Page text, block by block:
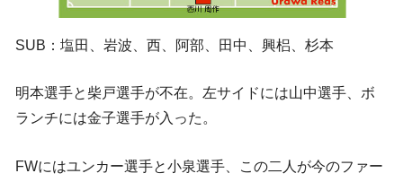
SUB：塩田、岩波、西、阿部、田中、興梠、杉本
明本選手と柴戸選手が不在。左サイドには山中選手、ボ
ランチには金子選手が入った。
FWにはユンカー選手と小泉選手、この二人が今のファー